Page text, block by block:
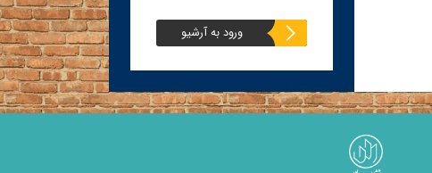
ورود به آرشیو